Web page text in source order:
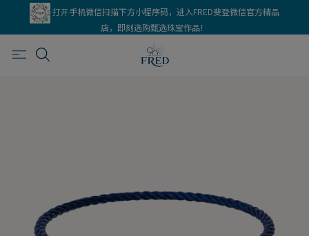
打开手机微信扫描下方小程序码，进入FRED斐登微信官方精品
店，即刻选购甄选珠宝作品！